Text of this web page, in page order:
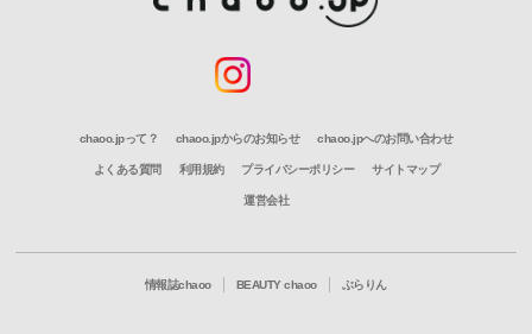
chaoo.jpって？ chaoo.jpからのお知らせ chaoo.jpへのお問い合わせ
よくある質問 利用規約 プライバシーポリシー サイトマップ
運営会社
情報誌chaoo BEAUTY chaoo ぶらりん